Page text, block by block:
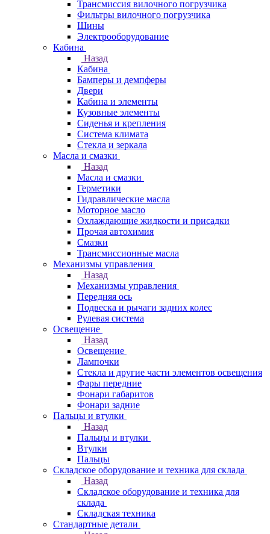
Трансмиссия вилочного погрузчика
Фильтры вилочного погрузчика
Шины
Электрооборудование
Кабина
Назад
Кабина
Бамперы и демпферы
Двери
Кабина и элементы
Кузовные элементы
Сиденья и крепления
Система климата
Стекла и зеркала
Масла и смазки
Назад
Масла и смазки
Герметики
Гидравлические масла
Моторное масло
Охлаждающие жидкости и присадки
Прочая автохимия
Смазки
Трансмиссионные масла
Механизмы управления
Назад
Механизмы управления
Передняя ось
Подвеска и рычаги задних колес
Рулевая система
Освещение
Назад
Освещение
Лампочки
Стекла и другие части элементов освещения
Фары передние
Фонари габаритов
Фонари задние
Пальцы и втулки
Назад
Пальцы и втулки
Втулки
Пальцы
Складское оборудование и техника для склада
Назад
Складское оборудование и техника для
склада
Складская техника
Стандартные детали